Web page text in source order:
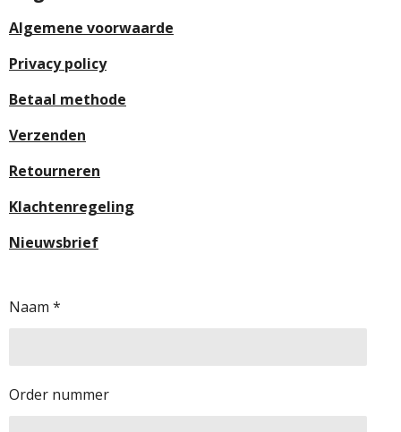
Algemene voorwaarde
Privacy policy
Betaal methode
Verzenden
Retourneren
Klachtenregeling
Nieuwsbrief
Naam *
Order nummer